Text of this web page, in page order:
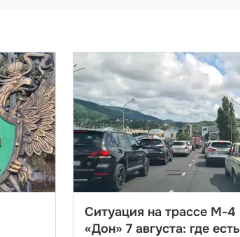
Ситуация на трассе М-4
«Дон» 7 августа: где есть